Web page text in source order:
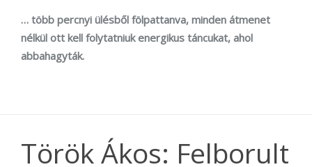
… több percnyi ülésből fölpattanva, minden átmenet
nélkül ott kell folytatniuk energikus táncukat, ahol
abbahagyták.
Török Ákos: Felborult